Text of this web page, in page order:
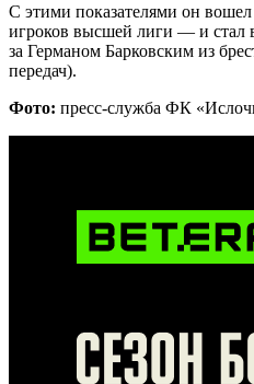
С этими показателями он
игроков высшей лиги — и стал
за Германом Барковским из
передач).
Фото: пресс-служба ФК